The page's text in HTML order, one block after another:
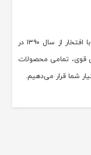
پارس خزر شعبه کرج ما در پارس خزر شعبه کرج، با افتخار از سال ۱۳۹۰ در
قوی، تمامی محصولات
شما قرار می‌دهیم.